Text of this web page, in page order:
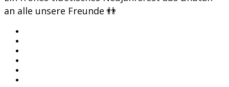
an alle unsere Freunde 👬